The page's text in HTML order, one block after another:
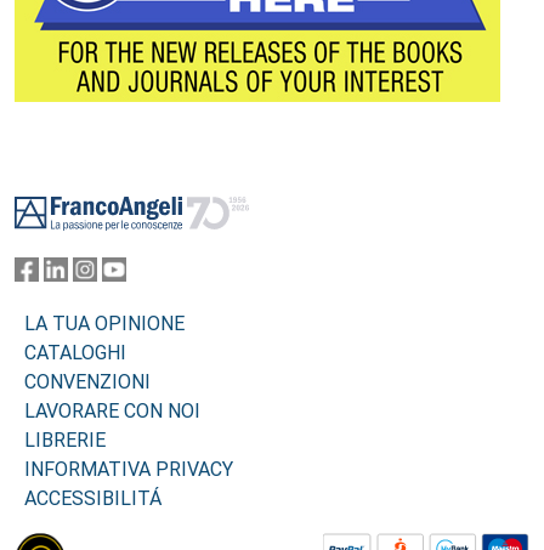
LA TUA OPINIONE
CATALOGHI
CONVENZIONI
LAVORARE CON NOI
LIBRERIE
INFORMATIVA PRIVACY
ACCESSIBILITÁ